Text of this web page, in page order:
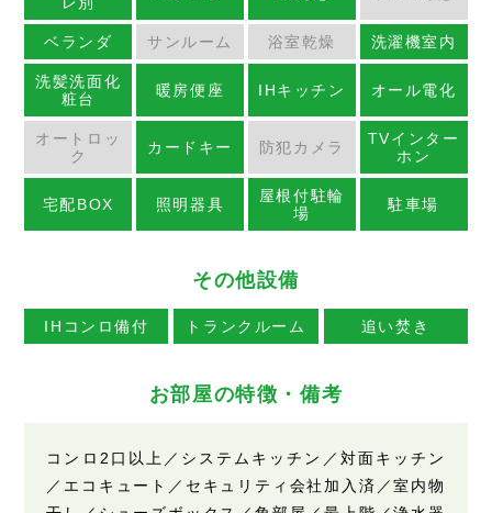
ベランダ サンルーム 浴室乾燥 洗濯機室内
洗髪洗面化
粧台
暖房便座 IHキッチン オール電化
オートロッ
ク
カードキー 防犯カメラ
TVインター
ホン
宅配BOX 照明器具
屋根付駐輪
場
駐車場
その他設備
IHコンロ備付 トランクルーム 追い焚き
お部屋の特徴・備考
コンロ2口以上／システムキッチン／対面キッチン
／エコキュート／セキュリティ会社加入済／室内物